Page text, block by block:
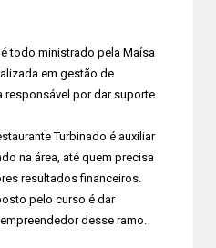
todo ministrado pela Maísa
em gestão de
responsável por dar suporte
Turbinado é auxiliar
na área, até quem precisa
resultados financeiros.
pelo curso é dar
desse ramo.